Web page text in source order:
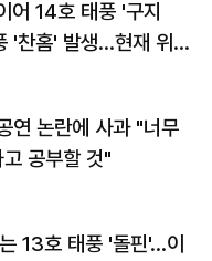
어 14호 태풍 '구지
'찬홈' 발생…현재 위
연 논란에 사과 "너무
공부할 것"
13호 태풍 '돌핀'…이